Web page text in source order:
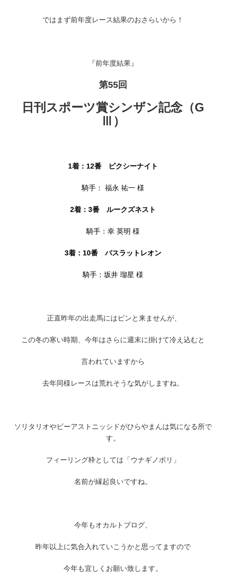
ではまず前年度レース結果のおさらいから！
『前年度結果』
第55回
日刊スポーツ賞シンザン記念（G
Ⅲ）
1着：12番 ピクシーナイト
騎手： 福永 祐一 様
2着：3番 ルークズネスト
騎手：幸 英明 様
3着：10番 バスラットレオン
騎手：坂井 瑠星 様
正直昨年の出走馬にはピンと来ませんが、
この冬の寒い時期、今年はさらに週末に掛けて冷え込むと
言われていますから
去年同様レースは荒れそうな気がしますね。
ソリタリオやビーアストニッシドがひらやまんは気になる所で
す。
フィーリング枠としては「ウナギノボリ」
名前が縁起良いですね。
今年もオカルトブログ、
昨年以上に気合入れていこうかと思ってますので
今年も宜しくお願い致します。